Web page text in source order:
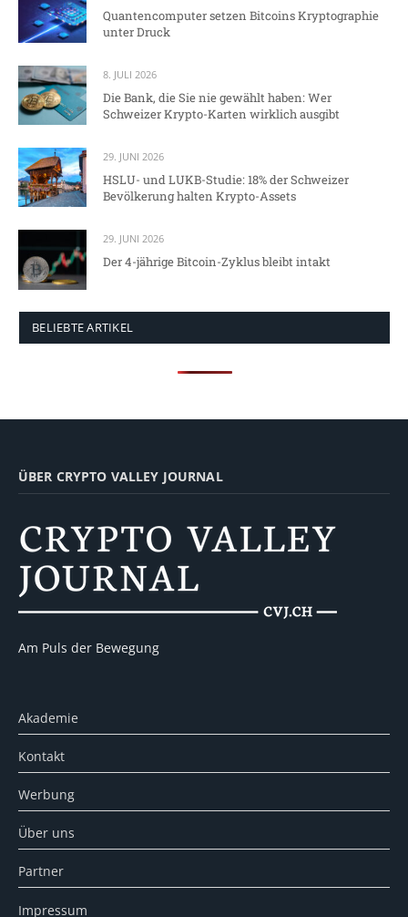
Quantencomputer setzen Bitcoins Kryptographie
unter Druck
8. JULI 2026
Die Bank, die Sie nie gewählt haben: Wer
Schweizer Krypto-Karten wirklich ausgibt
29. JUNI 2026
HSLU- und LUKB-Studie: 18% der Schweizer
Bevölkerung halten Krypto-Assets
29. JUNI 2026
Der 4-jährige Bitcoin-Zyklus bleibt intakt
BELIEBTE ARTIKEL
ÜBER CRYPTO VALLEY JOURNAL
Am Puls der Bewegung
Akademie
Kontakt
Werbung
Über uns
Partner
Impressum